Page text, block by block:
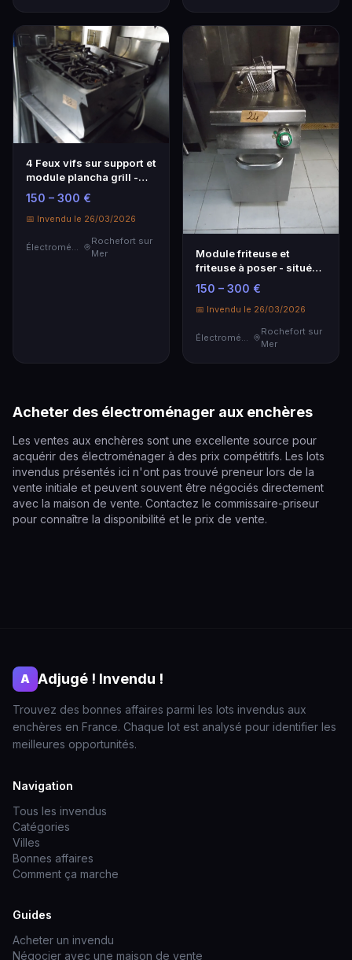
4 Feux vifs sur support et
module plancha grill -
situé 70 bis allée des
acacias 17190
BOYARDVILLE - visite le
150 – 300 €
📅 Invendu le 26/03/2026
Électroménager
Rochefort sur
Mer
Module friteuse et
friteuse à poser - situé
70 bis allée des acacias
17190 BOYARDVILLE -
visite le 25/03 de 10h30
150 – 300 €
📅 Invendu le 26/03/2026
Électroménager
Rochefort sur
Mer
Acheter des électroménager aux enchères
Les ventes aux enchères sont une excellente source pour
acquérir des électroménager à des prix compétitifs. Les lots
invendus présentés ici n'ont pas trouvé preneur lors de la
vente initiale et peuvent souvent être négociés directement
avec la maison de vente. Contactez le commissaire-priseur
pour connaître la disponibilité et le prix de vente.
A Adjugé ! Invendu !
Trouvez des bonnes affaires parmi les lots invendus aux
enchères en France. Chaque lot est analysé pour identifier les
meilleures opportunités.
Navigation
Tous les invendus
Catégories
Villes
Bonnes affaires
Comment ça marche
Guides
Acheter un invendu
Négocier avec une maison de vente